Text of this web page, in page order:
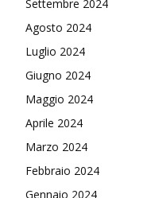
Settembre 2024
Agosto 2024
Luglio 2024
Giugno 2024
Maggio 2024
Aprile 2024
Marzo 2024
Febbraio 2024
Gennaio 2024